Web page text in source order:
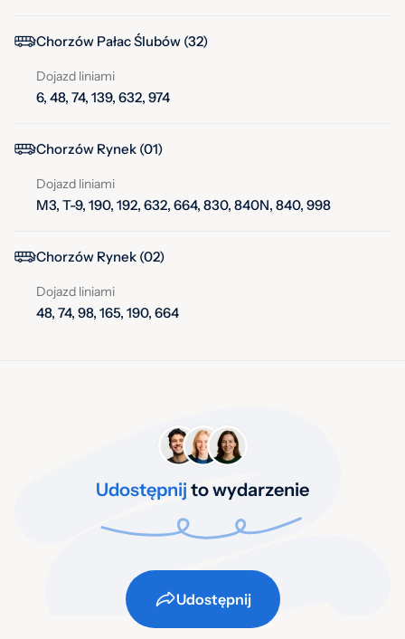
Chorzów Pałac Ślubów (32)
Dojazd liniami
6, 48, 74, 139, 632, 974
Chorzów Rynek (01)
Dojazd liniami
M3, T-9, 190, 192, 632, 664, 830, 840N, 840, 998
Chorzów Rynek (02)
Dojazd liniami
48, 74, 98, 165, 190, 664
Udostępnij to wydarzenie
Udostępnij